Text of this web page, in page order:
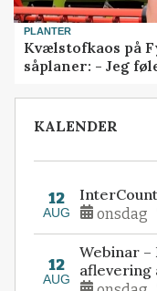
PLANTER
Kvælstofkaos på
såplaner: - Jeg
KALENDER
12
AUG onsdag
12
AUG
Webinar
aflevering